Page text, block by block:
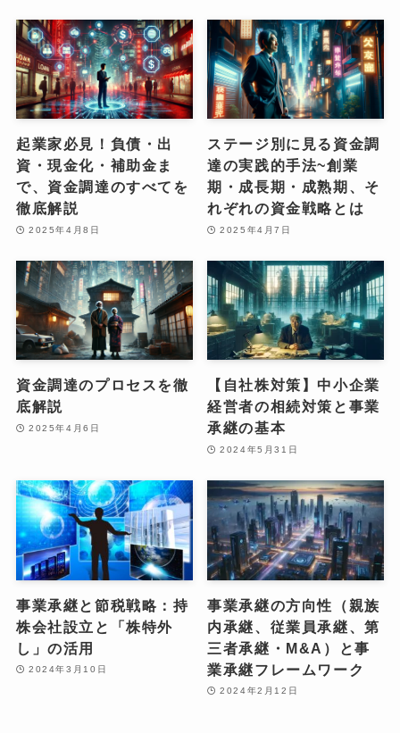
起業家必見！負債・出
資・現金化・補助金ま
で、資金調達のすべてを
徹底解説
2025年4月8日
ステージ別に見る資金調
達の実践的手法~創業
期・成長期・成熟期、そ
れぞれの資金戦略とは
2025年4月7日
資金調達のプロセスを徹
底解説
2025年4月6日
【自社株対策】中小企業
経営者の相続対策と事業
承継の基本
2024年5月31日
事業承継と節税戦略：持
株会社設立と「株特外
し」の活用
2024年3月10日
事業承継の方向性（親族
内承継、従業員承継、第
三者承継・M&A）と事
業承継フレームワーク
2024年2月12日